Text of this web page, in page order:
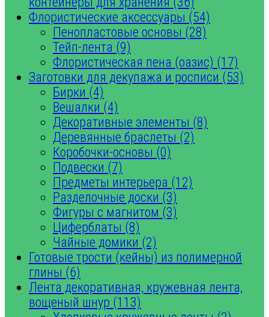
Флористические аксессуары (54)
Пенопластовые основы (28)
Тейп-лента (9)
Флористическая пена (оазис) (17)
Заготовки для декупажа и росписи (53)
Бирки (4)
Вешалки (4)
Декоративные элементы (8)
Деревянные браслеты (2)
Коробочки-основы (0)
Подвески (7)
Предметы интерьера (12)
Разделочные доски (3)
Фигуры с магнитом (3)
Циферблаты (8)
Чайные домики (2)
Готовые трости (кейны) из полимерной
глины (6)
Лента декоративная, кружевная лента,
вощеный шнур (113)